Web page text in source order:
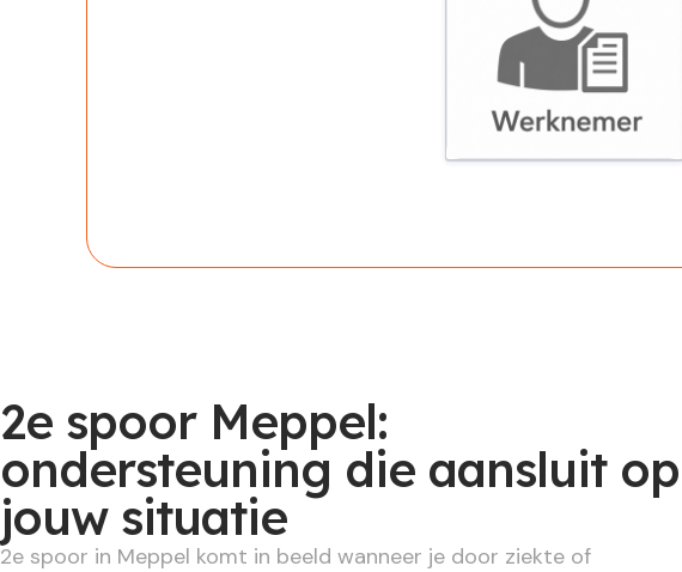
Werknemer
2e spoor Meppel:
ondersteuning die aansluit op
jouw situatie
2e spoor in Meppel komt in beeld wanneer je door ziekte of